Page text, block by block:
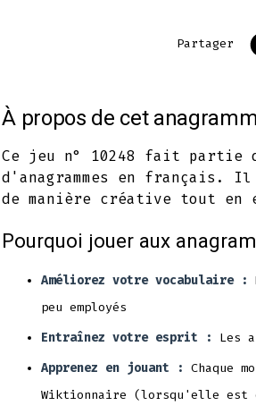
Partager
À propos de cet
Ce jeu n° 10248 fait partie
d'anagrammes en français.
de manière créative tout en
Pourquoi jouer aux
Améliorez votre vocabulaire :
peu employés
Entraînez votre esprit :
Les
Apprenez en jouant : Chaque
Wiktionnaire (lorsqu'elle est